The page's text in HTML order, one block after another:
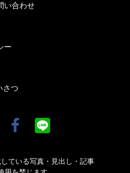
い合わせ
ー
さつ
ている写真・見出し・記事